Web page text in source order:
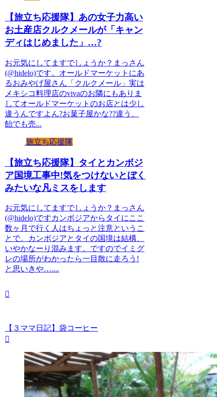
【旅立ち応援隊】あの女子力高い
お土産店クルクメールが「キャン
ディはじめました」…?
お元気にしてますでしょうか？まっさん
(@hidelo)です。オールドマーケットにあ
るおみやげ屋さん「クルクメール」実は
メキシコ料理店のvivaのお隣にもありま
してオールドマーケットのお店とは少し
違うんですよん?お菓子屋かな??違う、
飴でも売...
旅立ち応援隊
【旅立ち応援隊】タイとカンボジ
ア国境工事中!気をつけないとぼく
みたいな凡ミスをします
お元気にしてますでしょうか？まっさん
(@hidelo)ですカンボジアからタイにここ
数ヶ月で行く人はちょっと注意というこ
とで。カンボジアとタイの国境は結構、
いやかなーり混みます。ですのでイミグ
レの場所がわかったら一目散に走ろう!
と思いきや…....
【３ママ日記】袋コーヒー